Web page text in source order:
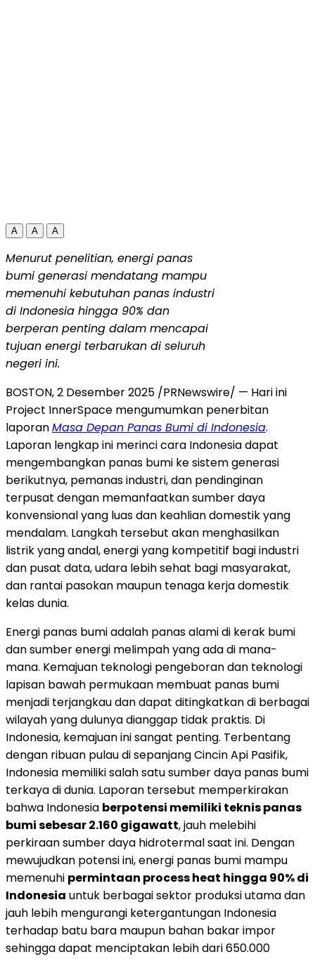
A A A
Menurut penelitian, energi panas
bumi generasi mendatang mampu
memenuhi kebutuhan panas industri
di Indonesia hingga 90% dan
berperan penting dalam mencapai
tujuan energi terbarukan di seluruh
negeri ini.
BOSTON,2 Desember 2025 /PRNewswire/ — Hari ini
Project InnerSpace mengumumkan penerbitan
laporanMasa Depan Panas Bumi di Indonesia.
Laporan lengkap ini merinci cara Indonesiadapat
mengembangkan panas bumi ke sistem generasi
berikutnya, pemanas industri, dan pendinginan
terpusat dengan memanfaatkan sumber daya
konvensional yang luas dan keahlian domestik yang
mendalam. Langkah tersebut akan menghasilkan
listrik yang andal, energi yang kompetitif bagi industri
dan pusat data, udara lebih sehat bagi masyarakat,
dan rantai pasokan maupun tenaga kerja domestik
kelas dunia.
Energi panas bumi adalah panas alami di kerak bumi
dan sumber energi melimpah yang ada di mana-
mana. Kemajuan teknologi pengeboran dan teknologi
lapisan bawah permukaan membuat panas bumi
menjadi terjangkau dan dapat ditingkatkan di berbagai
wilayah yang dulunya dianggap tidak praktis. Di
Indonesia, kemajuan ini sangat penting. Terbentang
dengan ribuan pulau di sepanjang Cincin Api Pasifik,
Indonesia memiliki salah satu sumber daya panas bumi
terkaya di dunia. Laporan tersebut memperkirakan
bahwa Indonesia berpotensi memiliki teknis panas
bumi sebesar 2.160 gigawatt, jauh melebihi
perkiraan sumber daya hidrotermal saat ini. Dengan
mewujudkan potensi ini, energi panas bumi mampu
memenuhi permintaan process heat hingga 90% di
Indonesia untuk berbagai sektor produksi utama dan
jauh lebih mengurangi ketergantungan Indonesia
terhadap batu bara maupun bahan bakar impor
sehingga dapat menciptakan lebih dari 650.000